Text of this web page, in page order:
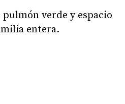
verde y espacio
entera.